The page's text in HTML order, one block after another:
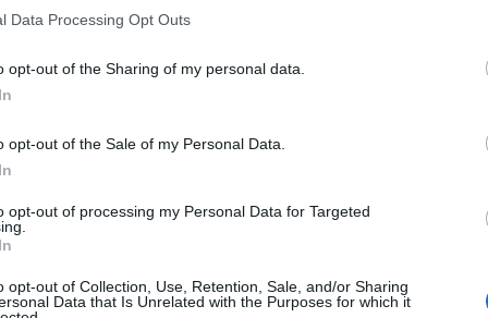
Data Processing Opt Outs
opt-out of the Sharing of my personal data.
opt-out of the Sale of my Personal Data.
opt-out of processing my Personal Data for Targeted
opt-out of Collection, Use, Retention, Sale, and/or Sharing
Data that Is Unrelated with the Purposes for which it